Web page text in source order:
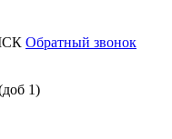
Обратный звонок
1)